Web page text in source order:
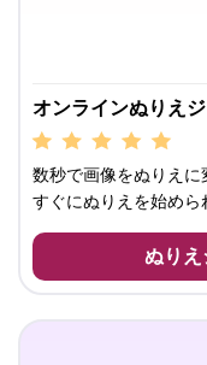
オンラインぬりえ
数秒で画像をぬりえに
すぐにぬりえを始めら
ぬりえ